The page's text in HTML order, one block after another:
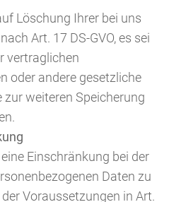
Löschung Ihrer bei uns
Art. 17 DS-GVO, es sei
vertraglichen
oder andere gesetzliche
zur weiteren Speicherung
Einschränkung bei der
Daten zu
Voraussetzungen in Art.